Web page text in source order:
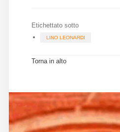
Etichettato sotto
LINO LEONARDI
Torna in alto